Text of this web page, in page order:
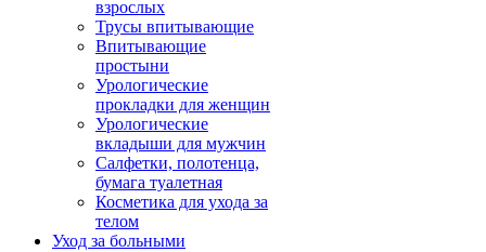
взрослых
Трусы впитывающие
Впитывающие
простыни
Урологические
прокладки для женщин
Урологические
вкладыши для мужчин
Салфетки, полотенца,
бумага туалетная
Косметика для ухода за
телом
Уход за больными